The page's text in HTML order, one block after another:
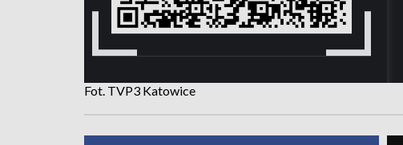
Fot. TVP3 Katowice